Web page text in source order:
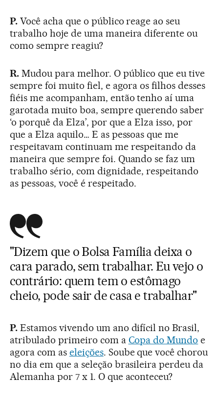
P. Você acha que o público reage ao seu
trabalho hoje de uma maneira diferente ou
como sempre reagiu?
R.Mudou para melhor. O público que eu tive
sempre foi muito fiel, e agora os filhos desses
fiéis me acompanham, então tenho aí uma
garotada muito boa, sempre querendo saber
‘o porquê da Elza’, por que a Elza isso, por
que a Elza aquilo… E as pessoas que me
respeitavam continuam me respeitando da
maneira que sempre foi. Quando se faz um
trabalho sério, com dignidade, respeitando
as pessoas, você é respeitado.
"Dizem que o Bolsa Família deixa o
cara parado, sem trabalhar. Eu vejo o
contrário: quem tem o estômago
cheio, pode sair de casa e trabalhar"
P. Estamos vivendo um ano difícil no Brasil,
atribulado primeiro com a Copa do Mundo e
agora com as eleições. Soube que você chorou
no dia em que a seleção brasileira perdeu da
Alemanha por 7 x 1. O que aconteceu?